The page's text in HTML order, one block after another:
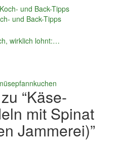
und Back-Tipps
wirklich lohnt:…
“Käse-
mit Spinat
Jammerei)”